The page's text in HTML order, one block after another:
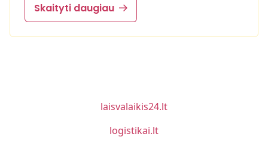
Skaityti daugiau
laisvalaikis24.lt
logistikai.lt